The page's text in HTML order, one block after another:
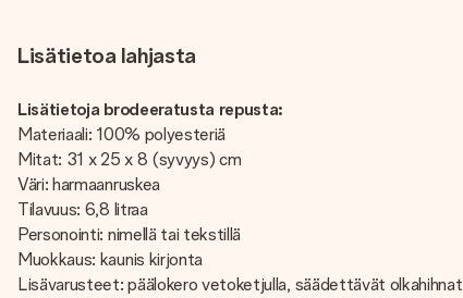
Lisätietoa lahjasta
Lisätietoja brodeeratusta repusta:
Materiaali: 100% polyesteriä
Mitat: 31 x 25 x 8 (syvyys) cm
Väri: harmaanruskea
Tilavuus: 6,8 litraa
Personointi: nimellä tai tekstillä
Muokkaus: kaunis kirjonta
Lisävarusteet: päälokero vetoketjulla, säädettävät olkahihnat